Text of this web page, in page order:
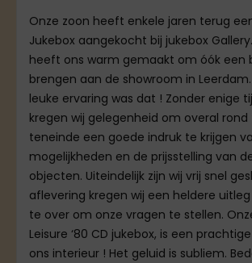
Onze zoon heeft enkele jaren terug een
Jukebox aangekocht bij jukebox
heeft ons warm gemaakt om óók een
brengen aan de showroom in
leuke ervaring was dat ! Zonder enige
kregen wij gelegenheid om overal rond
teneinde een goede indruk te krijgen
mogelijkheden en de prijsstelling van
objecten. Uiteindelijk zijn wij vrij snel
aflevering kregen wij een heldere
te over om onze vragen te stellen.
Leisure ‘80 CD jukebox, is een
ons interieur ! Het geluid is subliem.